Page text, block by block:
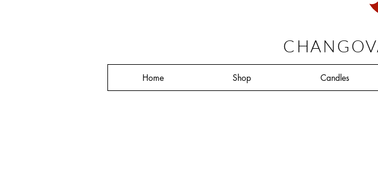
Home Shop Candles